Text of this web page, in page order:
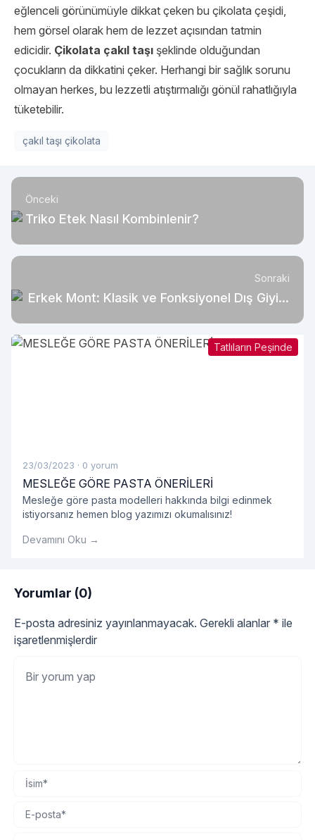
eğlenceli görünümüyle dikkat çeken bu çikolata çeşidi,
hem görsel olarak hem de lezzet açısından tatmin
edicidir. Çikolata çakıl taşı şeklinde olduğundan
çocukların da dikkatini çeker. Herhangi bir sağlık sorunu
olmayan herkes, bu lezzetli atıştırmalığı gönül rahatlığıyla
tüketebilir.
çakıl taşı çikolata
Önceki
Triko Etek Nasıl Kombinlenir?
Sonraki
Erkek Mont: Klasik ve Fonksiyonel Dış Giyim
Tatlıların Peşinde
23/03/2023 · 0 yorum
MESLEĞE GÖRE PASTA ÖNERİLERİ
Mesleğe göre pasta modelleri hakkında bilgi edinmek
istiyorsanız hemen blog yazımızı okumalısınız!
Devamını Oku →
Yorumlar (0)
E-posta adresiniz yayınlanmayacak. Gerekli alanlar * ile
işaretlenmişlerdir